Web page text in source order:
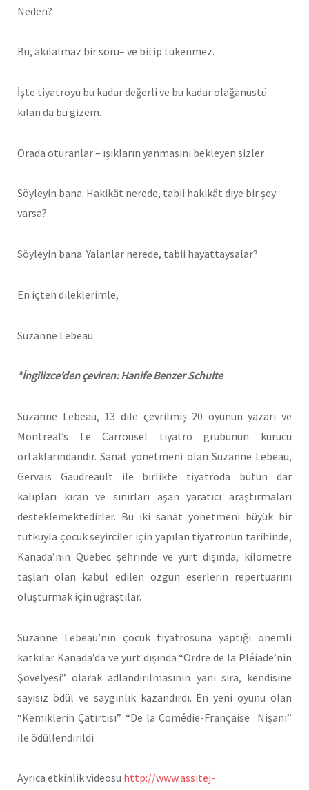
Neden?
Bu, akılalmaz bir soru– ve bitip tükenmez.
İşte tiyatroyu bu kadar değerli ve bu kadar olağanüstü
kılan da bu gizem.
Orada oturanlar – ışıkların yanmasını bekleyen sizler
Söyleyin bana: Hakikât nerede, tabii hakikât diye bir şey
varsa?
Söyleyin bana: Yalanlar nerede, tabii hayattaysalar?
En içten dileklerimle,
Suzanne Lebeau
*İngilizce’den çeviren: Hanife Benzer Schulte
Suzanne Lebeau, 13 dile çevrilmiş 20 oyunun yazarı ve
Montreal’s Le Carrousel tiyatro grubunun kurucu
ortaklarındandır. Sanat yönetmeni olan Suzanne Lebeau,
Gervais Gaudreault ile birlikte tiyatroda bütün dar
kalıpları kıran ve sınırları aşan yaratıcı araştırmaları
desteklemektedirler. Bu iki sanat yönetmeni büyük bir
tutkuyla çocuk seyirciler için yapılan tiyatronun tarihinde,
Kanada’nın Quebec şehrinde ve yurt dışında, kilometre
taşları olan kabul edilen özgün eserlerin repertuarını
oluşturmak için uğraştılar.
Suzanne Lebeau’nın çocuk tiyatrosuna yaptığı önemli
katkılar Kanada’da ve yurt dışında “Ordre de la Pléiade’nin
Şovelyesi” olarak adlandırılmasının yanı sıra, kendisine
sayısız ödül ve saygınlık kazandırdı. En yeni oyunu olan
“Kemiklerin Çatırtısı” “De la Comédie-Française Nişanı”
ile ödüllendirildi
Ayrıca etkinlik videosu http://www.assitej-